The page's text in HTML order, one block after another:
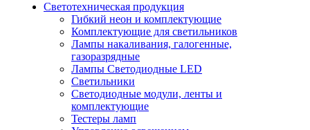
Светотехническая продукция
Гибкий неон и комплектующие
Комплектующие для светильников
Лампы накаливания, галогенные,
газоразрядные
Лампы Светодиодные LED
Светильники
Светодиодные модули, ленты и
комплектующие
Тестеры ламп